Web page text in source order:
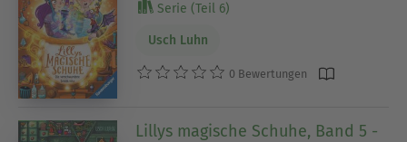
Serie (Teil 6)
Usch Luhn
0 Bewertungen
Lillys magische Schuhe, Band 5 -